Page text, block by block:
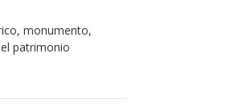
monumento,
patrimonio